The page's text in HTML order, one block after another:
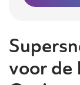
voor de